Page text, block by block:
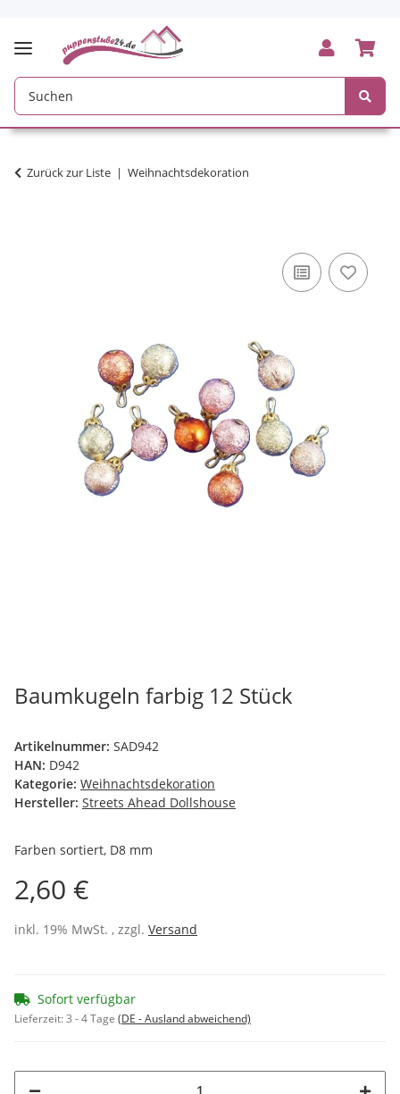
Zurück zur Liste Weihnachtsdekoration
Baumkugeln farbig 12 Stück
Artikelnummer: SAD942
HAN: D942
Kategorie: Weihnachtsdekoration
Hersteller: Streets Ahead Dollshouse
Farben sortiert, D8 mm
2,60 €
inkl. 19% MwSt. , zzgl. Versand
Sofort verfügbar
Lieferzeit:3 - 4 Tage (DE - Ausland abweichend)